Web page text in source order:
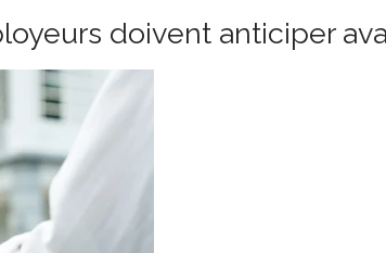
doivent anticiper